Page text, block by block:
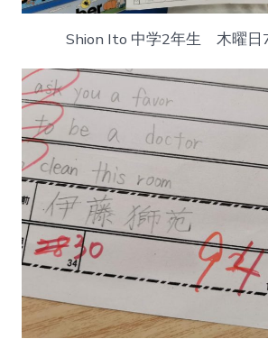
Shion Ito 中学2年生 木曜日